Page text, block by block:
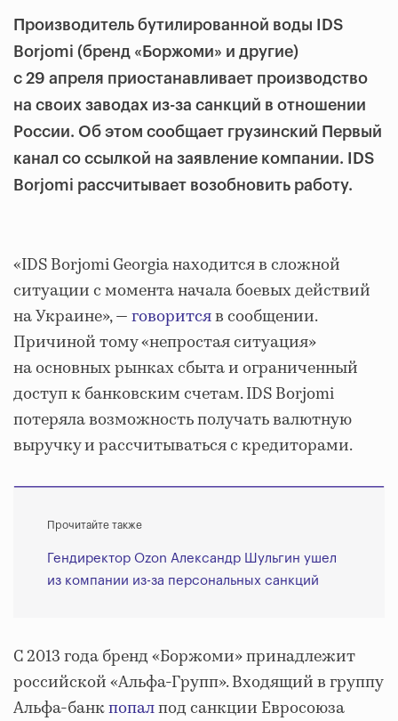
Производитель бутилированной воды IDS
Borjomi (бренд «Боржоми» и другие)
с 29 апреля приостанавливает производство
на своих заводах из-за санкций в отношении
России. Об этом сообщает грузинский Первый
канал со ссылкой на заявление компании. IDS
Borjomi рассчитывает возобновить работу.
«IDS Borjomi Georgia находится в сложной
ситуации с момента начала боевых действий
на Украине», —говоритсяв сообщении.
Причиной тому «непростая ситуация»
на основных рынках сбыта и ограниченный
доступ к банковским счетам. IDS Borjomi
потеряла возможность получать валютную
выручку и рассчитываться с кредиторами.
Прочитайте также
Гендиректор Ozon Александр Шульгин ушел
из компании из-за персональных санкций
С 2013 года бренд «Боржоми» принадлежит
российской «Альфа-Групп». Входящий в группу
Альфа-банкпопалпод санкции Евросоюза